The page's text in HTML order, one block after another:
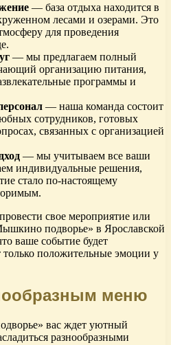
— база отдыха находится в
лесами и озерами. Это
для проведения
— мы предлагаем полный
организацию питания,
программы и
— наша команда состоит
сотрудников, готовых
связанных с организацией
— мы учитываем все ваши
индивидуальные решения,
стало по-настоящему
свое мероприятие или
подворье» в Ярославской
ваше событие будет
положительные эмоции у
меню
вас ждет уютный
разнообразными